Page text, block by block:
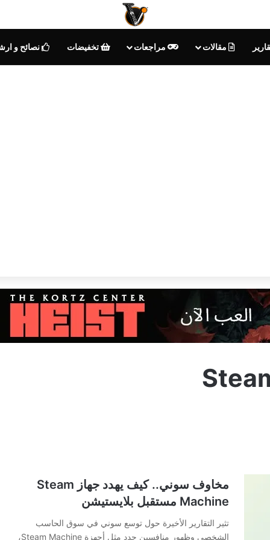
مقالات مراجعات تخفيضات نصائح و
مخاوف سوني.. كيف يهدد جهاز Steam
Machine مستقبل بلايستيشن
تثير التقارير الأخيرة حول توسع سوني في سوق الحاسب
الشخصي وظهور منافسين جدد مثل أجهزة Steam Machine،